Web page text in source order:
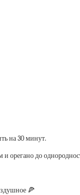
на 30 минут.
и орегано до
🍕